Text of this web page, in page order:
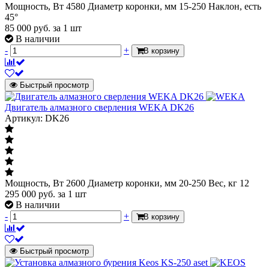
Мощность, Вт 4580 Диаметр коронки, мм 15-250 Наклон, есть
45°
85 000 руб. за 1 шт
В наличии
-
+ В корзину
Быстрый просмотр
Двигатель алмазного сверления WEKA DK26
Артикул: DK26
Мощность, Вт 2600 Диаметр коронки, мм 20-250 Вес, кг 12
295 000 руб. за 1 шт
В наличии
-
+ В корзину
Быстрый просмотр